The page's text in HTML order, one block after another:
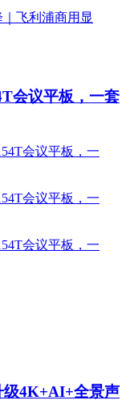
会议平板，一套
级4K+AI+全景声